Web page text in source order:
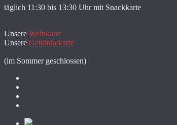
täglich 11:30 bis 13:30 Uhr mit Snackkarte
Unsere Weinkarte
Unsere Getränkekarte
(im Sommer geschlossen)